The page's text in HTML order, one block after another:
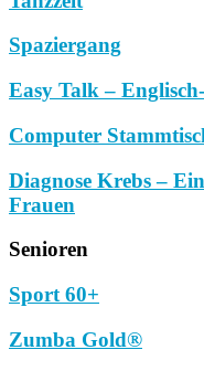
Spaziergang
Easy Talk –
Computer
Diagnose Krebs –
Frauen
Senioren
Sport 60+
Zumba Gold®